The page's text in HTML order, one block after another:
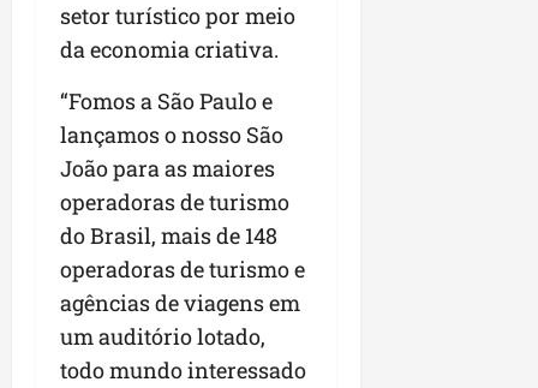
setor turístico por meio
da economia criativa.
“Fomos a São Paulo e
lançamos o nosso São
João para as maiores
operadoras de turismo
do Brasil, mais de 148
operadoras de turismo e
agências de viagens em
um auditório lotado,
todo mundo interessado